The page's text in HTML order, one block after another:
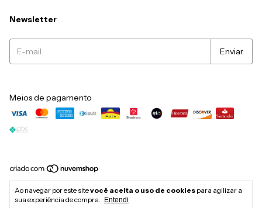
Ao navegar por este sitevocê aceita o uso de cookies para agilizar a
sua experiência de compra.
Entendi
Newsletter
Meios de pagamento
Copyright Ws Natural - 38147008000158 - 2026. Todos os direitos
reservados.